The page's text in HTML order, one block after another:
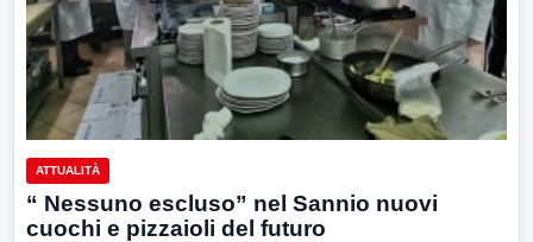
ATTUALITÀ
“ Nessuno escluso” nel Sannio nuovi
cuochi e pizzaioli del futuro